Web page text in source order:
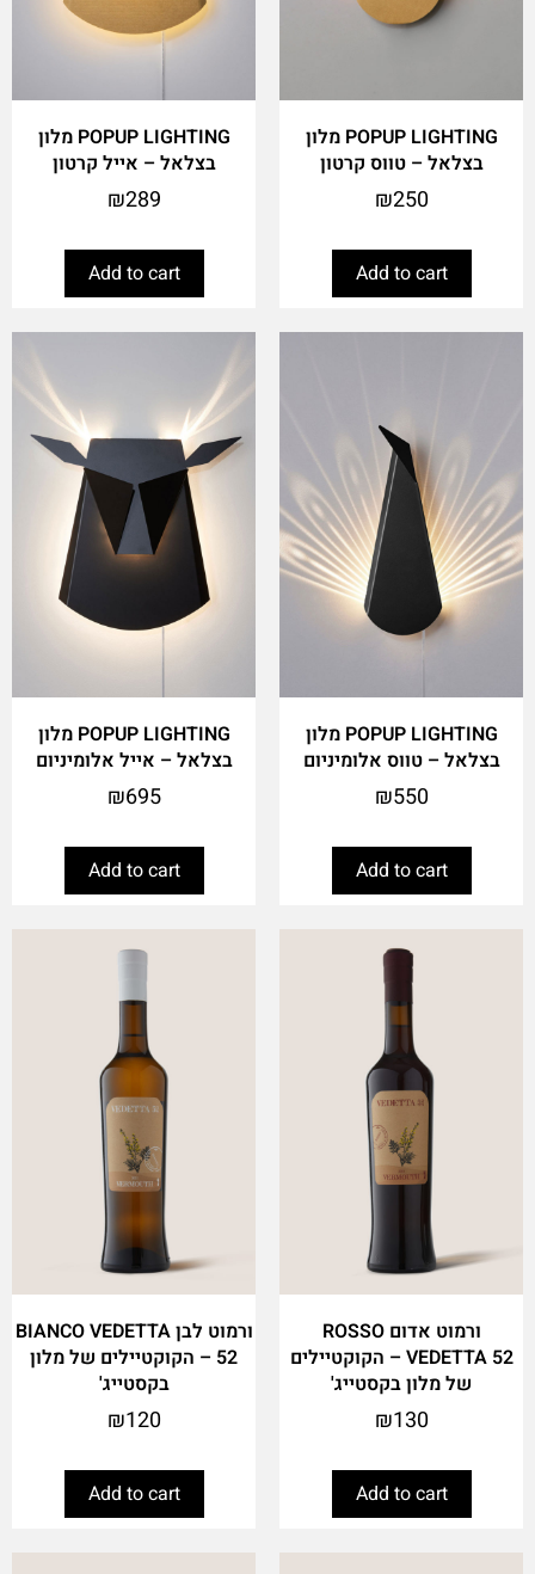
POPUP LIGHTING מלון
בצלאל – טווס קרטון
₪250
Add to cart
POPUP LIGHTING מלון
בצלאל – אייל קרטון
₪289
Add to cart
POPUP LIGHTING מלון
בצלאל – טווס אלומיניום
₪550
Add to cart
POPUP LIGHTING מלון
בצלאל – אייל אלומיניום
₪695
Add to cart
ורמוט אדום ROSSO
VEDETTA 52 – הקוקטיילים
של מלון בקסטייג'
₪130
Add to cart
ורמוט לבן BIANCO VEDETTA
52 – הקוקטיילים של מלון
בקסטייג'
₪120
Add to cart